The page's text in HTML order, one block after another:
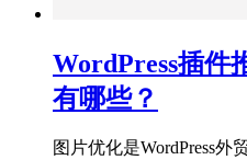
WordPress插件
有哪些？
图片优化是WordPress